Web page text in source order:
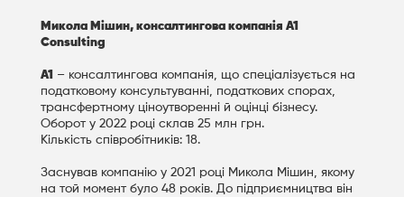
Микола Мішин, консалтингова компанія A1
Consulting
А1 – консалтингова компанія, що спеціалізується на
податковому консультуванні, податкових спорах,
трансфертному ціноутворенні й оцінці бізнесу.
Оборот у 2022 році склав 25 млн грн.
Кількість співробітників: 18.
Заснував компанію у 2021 році Микола Мішин, якому
на той момент було 48 років. До підприємництва він